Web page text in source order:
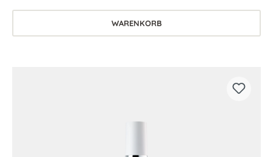
WARENKORB